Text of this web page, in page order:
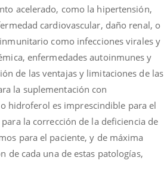
acelerado, como la hipertensión,
cardiovascular, daño renal, o
como infecciones virales y
enfermedades autoinmunes y
de las ventajas y limitaciones de las
la suplementación con
hidroferol es imprescindible para el
la corrección de la deficiencia de
para el paciente, y de máxima
de cada una de estas patologías,